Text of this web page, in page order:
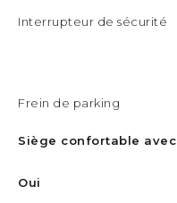
Interrupteur de sécurité
Frein de parking
Siège confortable
Oui